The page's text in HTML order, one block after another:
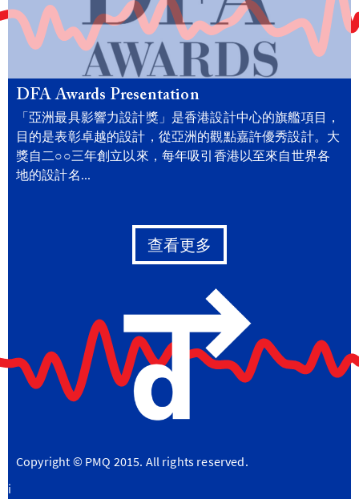
DFA Awards Presentation
「亞洲最具影響力設計獎」是香港設計中心的旗艦項目，
目的是表彰卓越的設計，從亞洲的觀點嘉許優秀設計。大
獎自二○○三年創立以來，每年吸引香港以至來自世界各
地的設計名...
查看更多
Copyright © PMQ 2015. All rights reserved.
i